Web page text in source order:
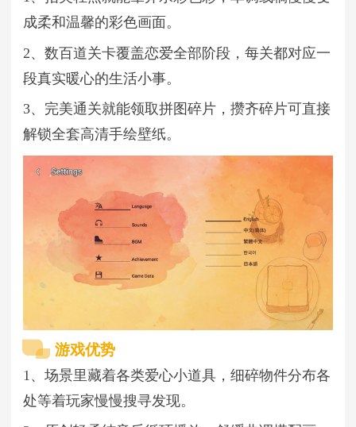
成柔和温馨的彩色画面。
2、数百道关卡覆盖恋爱全部阶段，每关都对应一
段真实暖心的生活小事。
3、完美通关就能领取拼图碎片，攒齐碎片可直接
解锁全套高清手绘壁纸。
游戏优势
1、场景里藏着各类爱心小道具，细碎物件分布各
处等着玩家慢慢搜寻发现。